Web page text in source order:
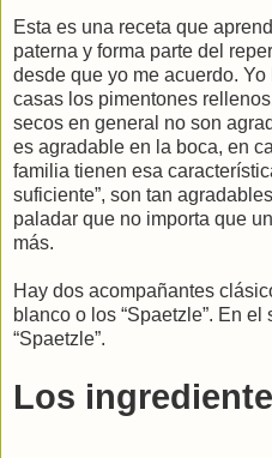
Esta es una receta que
paterna y forma parte del
desde que yo me acuerdo.
casas los pimentones
secos en general no son
es agradable en la boca, en
familia tienen esa
suficiente”, son tan
paladar que no importa que
más.
Hay dos acompañantes
blanco o los “Spaetzle”. En
“Spaetzle”.
Los